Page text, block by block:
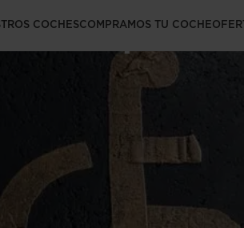
COCHESCOMPRAMOS TU COCHE
para